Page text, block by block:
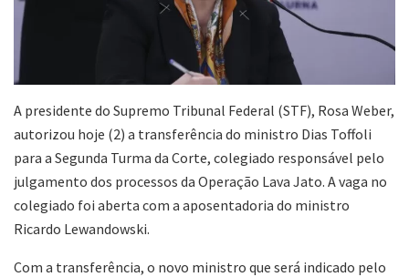
A presidente do Supremo Tribunal Federal (STF), Rosa Weber,
autorizou hoje (2) a transferência do ministro Dias Toffoli
para a Segunda Turma da Corte, colegiado responsável pelo
julgamento dos processos da Operação Lava Jato. A vaga no
colegiado foi aberta com a aposentadoria do ministro
Ricardo Lewandowski.
Com a transferência, o novo ministro que será indicado pelo